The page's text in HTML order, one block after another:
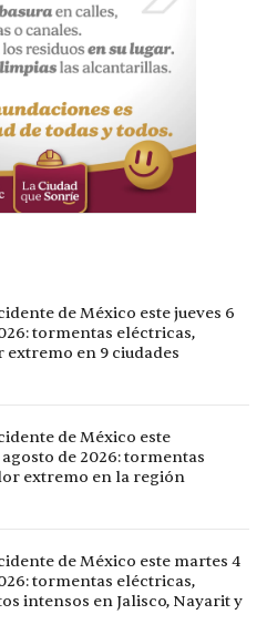
de México este jueves 6
tormentas eléctricas,
en 9 ciudades
de México este
de 2026: tormentas
extremo en la región
de México este martes 4
tormentas eléctricas,
intensos en Jalisco, Nayarit y